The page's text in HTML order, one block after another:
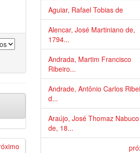
Aguiar, Rafael Tobias de
Alencar, José Martiniano de,
1794...
Andrada, Martim Francisco
Ribeiro...
Andrade, Antônio Carlos
d...
Araújo, José Thomaz Nabuco
de, 18...